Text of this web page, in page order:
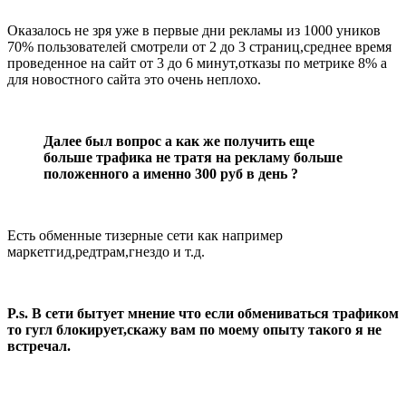
Оказалось не зря уже в первые дни рекламы из 1000 уников
70% пользователей смотрели от 2 до 3 страниц,среднее время
проведенное на сайт от 3 до 6 минут,отказы по метрике 8% а
для новостного сайта это очень неплохо.
Далее был вопрос а как же получить еще
больше трафика не тратя на рекламу больше
положенного а именно 300 руб в день ?
Есть обменные тизерные сети как например
маркетгид,редтрам,гнездо и т.д.
P.s. В сети бытует мнение что если обмениваться трафиком
то гугл блокирует,скажу вам по моему опыту такого я не
встречал.